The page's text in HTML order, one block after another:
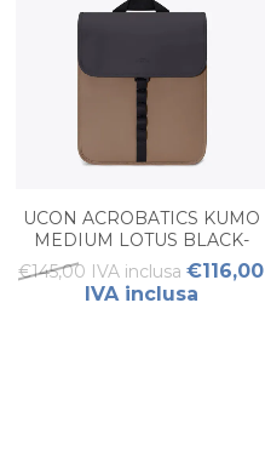
UCON ACROBATICS KUMO
MEDIUM LOTUS BLACK-
CHESTNUT
€145,00 IVA inclusa €116,00
IVA inclusa